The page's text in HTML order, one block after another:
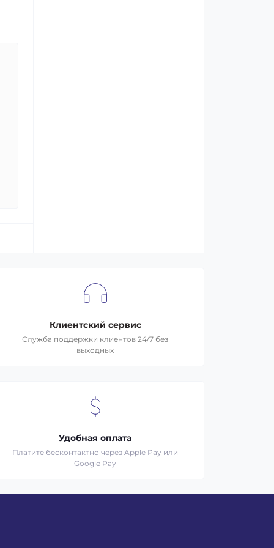
Клиентский сервис
Служба поддержки клиентов 24/7 без
выходных
Удобная оплата
Платите бесконтактно через Apple Pay или
Google Pay